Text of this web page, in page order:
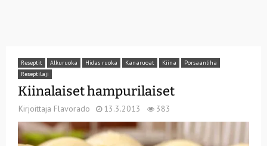
Reseptit Alkuruoka Hidas ruoka Kanaruoat Kiina
Porsaanliha
Reseptilaji
Kiinalaiset hampurilaiset
Kirjoittaja Flavorado 13.3.2013 383